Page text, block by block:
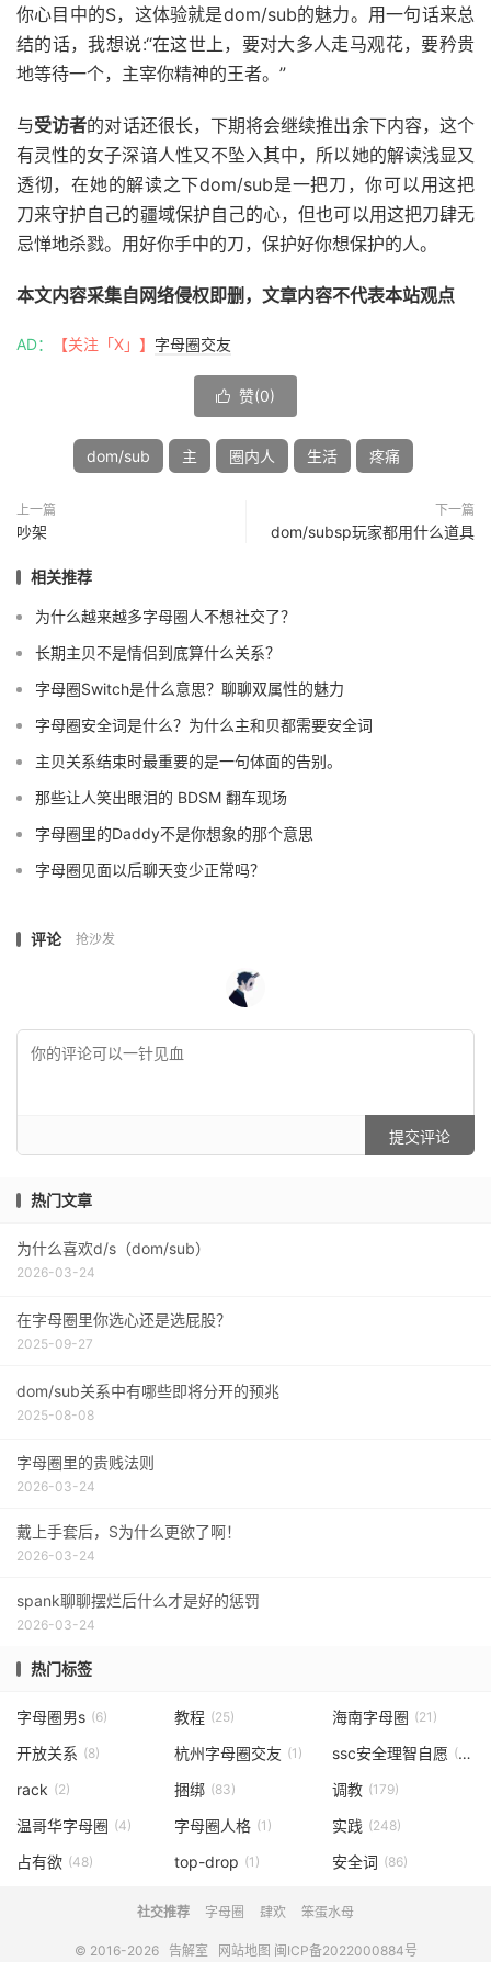
你心目中的S，这体验就是dom/sub的魅力。用一句话来总
结的话，我想说:“在这世上，要对大多人走马观花，要矜贵
地等待一个，主宰你精神的王者。”
与受访者的对话还很长，下期将会继续推出余下内容，这个
有灵性的女子深谙人性又不坠入其中，所以她的解读浅显又
透彻，在她的解读之下dom/sub是一把刀，你可以用这把
刀来守护自己的疆域保护自己的心，但也可以用这把刀肆无
忌惮地杀戮。用好你手中的刀，保护好你想保护的人。
本文内容采集自网络侵权即删，文章内容不代表本站观点
AD： 【关注「X」】 字母圈交友
 赞(0)
dom/sub 主 圈内人 生活 疼痛
上一篇
吵架
下一篇
dom/subsp玩家都用什么道具
相关推荐
为什么越来越多字母圈人不想社交了？
长期主贝不是情侣到底算什么关系？
字母圈Switch是什么意思？聊聊双属性的魅力
字母圈安全词是什么？为什么主和贝都需要安全词
主贝关系结束时最重要的是一句体面的告别。
那些让人笑出眼泪的 BDSM 翻车现场
字母圈里的Daddy不是你想象的那个意思
字母圈见面以后聊天变少正常吗？
评论 抢沙发
提交评论
热门文章
为什么喜欢d/s（dom/sub）
2026-03-24
在字母圈里你选心还是选屁股？
2025-09-27
dom/sub关系中有哪些即将分开的预兆
2025-08-08
字母圈里的贵贱法则
2026-03-24
戴上手套后，S为什么更欲了啊！
2026-03-24
spank聊聊摆烂后什么才是好的惩罚
2026-03-24
热门标签
字母圈男s (6) 教程 (25) 海南字母圈 (21)
开放关系 (8) 杭州字母圈交友 (1) ssc安全理智自愿 (20)
rack (2) 捆绑 (83) 调教 (179)
温哥华字母圈 (4) 字母圈人格 (1) 实践 (248)
占有欲 (48) top-drop (1) 安全词 (86)
社交推荐 字母圈 肆欢 笨蛋水母
© 2016-2026 告解室 网站地图 闽ICP备2022000884号